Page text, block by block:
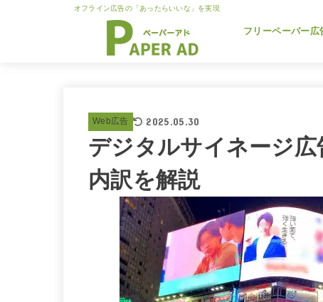
オフライン広告の「あったらいいな」を実現
フリーペーパー広
Web広告 2025.05.30
デジタルサイネージ
内訳を解説